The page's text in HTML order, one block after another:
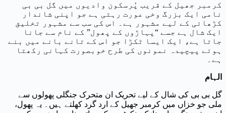
کرمبر جھیل کے قریب پُرسکون وادیوں میں گل بی بی
نامی ایک بزرگ وخی عورت رہتی ہے جو اپنی شاندار
کڑھائی کے لیے مشہور ہے۔ اس کی سب سے مشہور تخلیق
ایک شال ہے جسے “پہاڑوں کے پھول” کے نام سے جانا
جاتا ہے، ایک ایسا ٹکڑا جو اس کے تانے بانے میں بنے
ہوئے پیچیدہ نمونوں کی طرح خوبصورت کہانی رکھتا
ہے۔
الہام
گل بی بی کی شال کے لیے تحریک ان متحرک جنگلی پھولوں سے
ملی جو خزاں میں کرمبر جھیل کے ارد گرد کھلتے ہیں۔ یہ پھول،